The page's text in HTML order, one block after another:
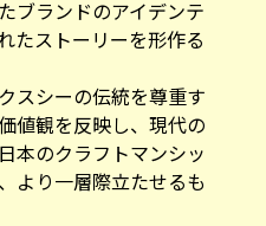
ブランドのアイデンテ
たストーリーを形作る
スシーの伝統を尊重す
値観を反映し、現代の
本のクラフトマンシッ
より一層際立たせるも